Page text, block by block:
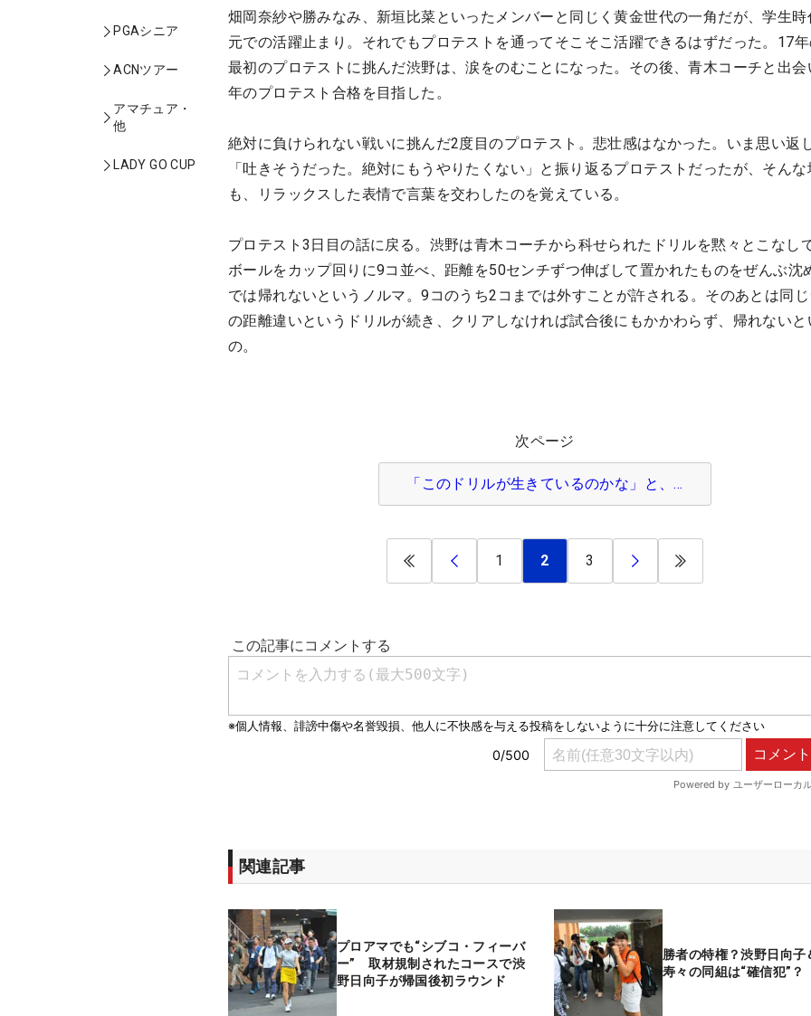
PGAシニア
ACNツアー
アマチュア・
他
LADY GO CUP
畑岡奈紗や勝みなみ、新垣比菜といったメンバーと同じく黄金世代の一角だが、学生時
元での活躍止まり。それでもプロテストを通ってそこそこ活躍できるはずだった。17
最初のプロテストに挑んだ渋野は、涙をのむことになった。その後、青木コーチと出
年のプロテスト合格を目指した。
絶対に負けられない戦いに挑んだ2度目のプロテスト。悲壮感はなかった。いま思い返
「吐きそうだった。絶対にもうやりたくない」と振り返るプロテストだったが、そんな
も、リラックスした表情で言葉を交わしたのを覚えている。
プロテスト3日目の話に戻る。渋野は青木コーチから科せられたドリルを黙々とこなし
ボールをカップ回りに9コ並べ、距離を50センチずつ伸ばして置かれたものをぜんぶ沈
では帰れないというノルマ。9コのうち2コまでは外すことが許される。そのあとは同
の距離違いというドリルが続き、クリアしなければ試合後にもかかわらず、帰れないと
の。
次ページ
「このドリルが生きているのかな」と、…
1 2 3
関連記事
プロアマでも“シブコ・フィーバ
ー” 取材規制されたコースで渋
野日向子が帰国後初ラウンド
勝者の特権？渋野日向子
寿々の同組は“確信犯”？